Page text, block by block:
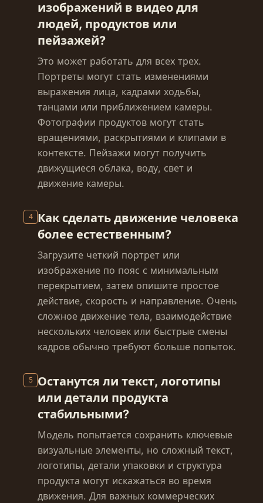
изображений в видео для
людей, продуктов или
пейзажей?
Это может работать для всех трех.
Портреты могут стать изменениями
выражения лица, кадрами ходьбы,
танцами или приближением камеры.
Фотографии продуктов могут стать
вращениями, раскрытиями и клипами в
контексте. Пейзажи могут получить
движущиеся облака, воду, свет и
движение камеры.
4
Как сделать движение человека
более естественным?
Загрузите четкий портрет или
изображение по пояс с минимальным
перекрытием, затем опишите простое
действие, скорость и направление. Очень
сложное движение тела, взаимодействие
нескольких человек или быстрые смены
кадров обычно требуют больше попыток.
5
Останутся ли текст, логотипы
или детали продукта
стабильными?
Модель попытается сохранить ключевые
визуальные элементы, но сложный текст,
логотипы, детали упаковки и структура
продукта могут искажаться во время
движения. Для важных коммерческих